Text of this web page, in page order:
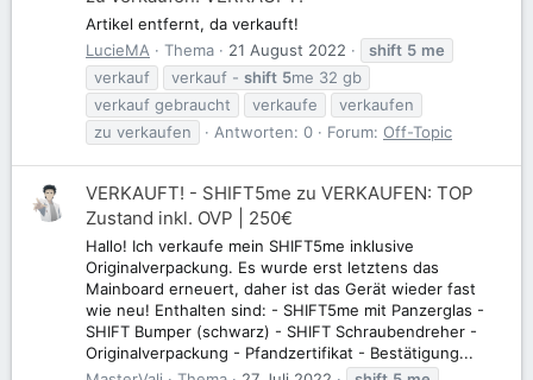
Artikel entfernt, da verkauft!
LucieMA
Thema 21 August 2022 shift 5 me
verkauf
verkauf - shift 5me 32 gb
verkauf gebraucht
verkaufe
verkaufen
zu verkaufen
Antworten: 0 Forum: Off-Topic
VERKAUFT! - SHIFT5me zu VERKAUFEN: TOP
Zustand inkl. OVP | 250€
Hallo! Ich verkaufe mein SHIFT5me inklusive
Originalverpackung. Es wurde erst letztens das
Mainboard erneuert, daher ist das Gerät wieder fast
wie neu! Enthalten sind: - SHIFT5me mit Panzerglas -
SHIFT Bumper (schwarz) - SHIFT Schraubendreher -
Originalverpackung - Pfandzertifikat - Bestätigung...